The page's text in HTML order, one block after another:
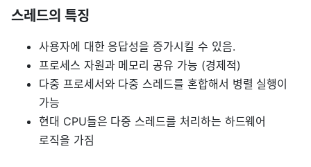
스레드의 특징
사용자에 대한 응답성을 증가시킬 수 있음.
프로세스 자원과 메모리 공유 가능 (경제적)
다중 프로세서와 다중 스레드를 혼합해서 병렬 실행이
가능
현대 CPU들은 다중 스레드를 처리하는 하드웨어
로직을 가짐